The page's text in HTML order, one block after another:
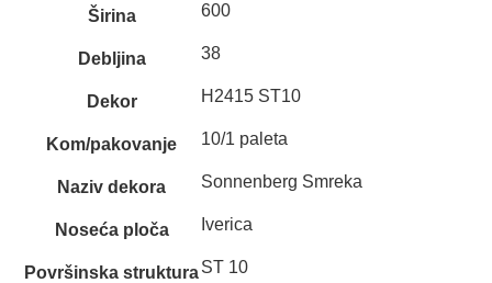
Širina 600
Debljina 38
Dekor H2415 ST10
Kom/pakovanje 10/1 paleta
Naziv dekora Sonnenberg Smreka
Noseća ploča Iverica
Površinska strukturaST 10